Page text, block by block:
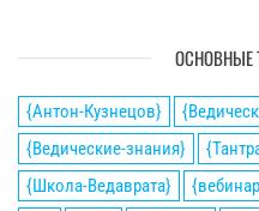
ОСНОВНЫЕ
{Антон-Кузнецов}
{Ведические-знания}
{Школа-Ведаврата}